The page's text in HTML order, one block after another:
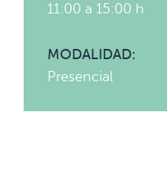
11:00 a 15:00 h
MODALIDAD:
Presencial